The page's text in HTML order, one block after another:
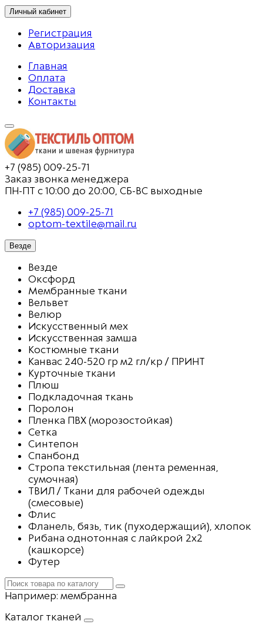
Личный кабинет
Регистрация
Авторизация
Главная
Оплата
Доставка
Контакты
+7 (985) 009-25-71
Заказ звонка менеджера
ПН-ПТ с 10:00 до 20:00, СБ-ВС выходные
+7 (985) 009-25-71
optom-textile@mail.ru
Везде
Везде
Оксфорд
Мембранные ткани
Вельвет
Велюр
Искусственный мех
Искусственная замша
Костюмные ткани
Канвас 240-520 гр м2 гл/кр / ПРИНТ
Курточные ткани
Плюш
Подкладочная ткань
Поролон
Пленка ПВХ (морозостойкая)
Сетка
Синтепон
Спанбонд
Стропа текстильная (лента ременная,
сумочная)
ТВИЛ / Ткани для рабочей одежды
(смесовые)
Флис
Фланель, бязь, тик (пуходержащий), хлопок
Рибана однотонная с лайкрой 2х2
(кашкорсе)
Футер
Например: мембранна
Каталог тканей